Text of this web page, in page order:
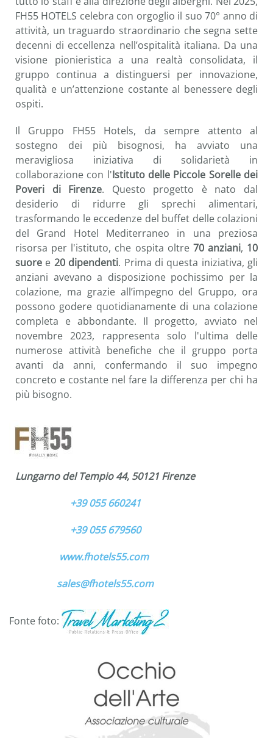
FH55 HOTELS celebra con orgoglio il suo 70° anno di
attività, un traguardo straordinario che segna sette
decenni di eccellenza nell’ospitalità italiana. Da una
visione pionieristica a una realtà consolidata, il
gruppo continua a distinguersi per innovazione,
qualità e un’attenzione costante al benessere degli
ospiti.
Il Gruppo FH55 Hotels, da sempre attento al
sostegno dei più bisognosi, ha avviato una
meravigliosa iniziativa di solidarietà in
collaborazione con l'Istituto delle Piccole Sorelle dei
Poveri di Firenze. Questo progetto è nato dal
desiderio di ridurre gli sprechi alimentari,
trasformando le eccedenze del buffet delle colazioni
del Grand Hotel Mediterraneo in una preziosa
risorsa per l'istituto, che ospita oltre 70 anziani, 10
suore e 20 dipendenti. Prima di questa iniziativa, gli
anziani avevano a disposizione pochissimo per la
colazione, ma grazie all’impegno del Gruppo, ora
possono godere quotidianamente di una colazione
completa e abbondante. Il progetto, avviato nel
novembre 2023, rappresenta solo l'ultima delle
numerose attività benefiche che il gruppo porta
avanti da anni, confermando il suo impegno
concreto e costante nel fare la differenza per chi ha
più bisogno.
Lungarno del Tempio 44, 50121 Firenze
+39 055 660241
+39 055 679560
www.fhotels55.com
sales@fhotels55.com
Fonte foto: